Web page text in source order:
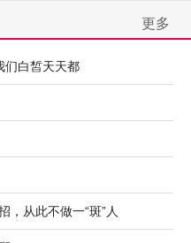
更多
们白皙天天都
，从此不做一“斑”人